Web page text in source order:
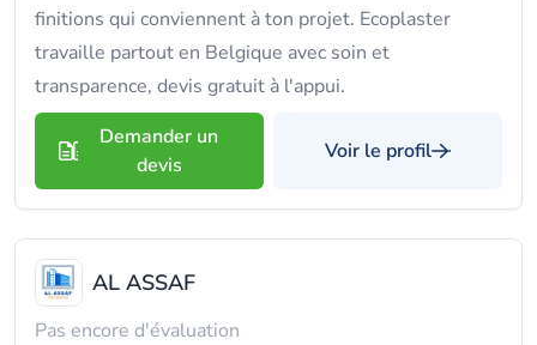
finitions qui conviennent à ton projet. Ecoplaster
travaille partout en Belgique avec soin et
transparence, devis gratuit à l'appui.
Demander un
devis
Voir le profil
AL ASSAF
Pas encore d'évaluation